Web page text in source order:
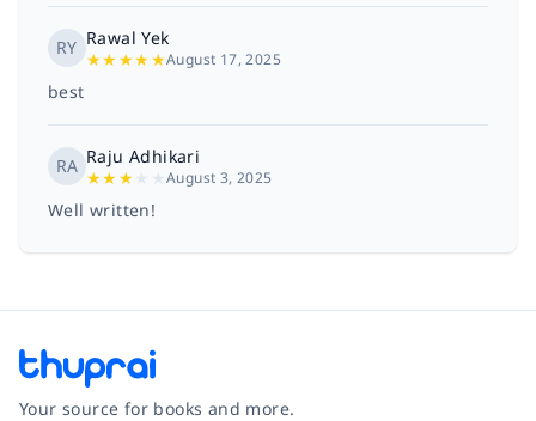
RY Rawal Yek
★★★★★August 17, 2025
best
RA Raju Adhikari
★★★ ★August 3, 2025
Well written!
Your source for books and more.